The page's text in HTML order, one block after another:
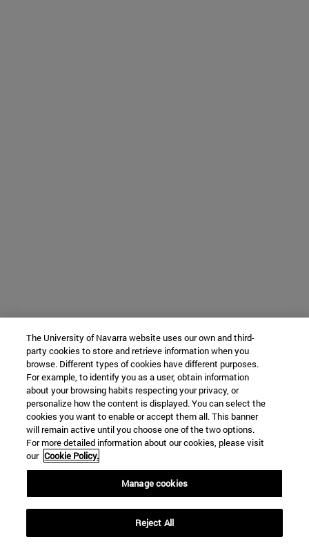
The University of Navarra website uses our own and third-
party cookies to store and retrieve information when you
browse. Different types of cookies have different purposes.
For example, to identify you as a user, obtain information
about your browsing habits respecting your privacy, or
personalize how the content is displayed. You can select the
cookies you want to enable or accept them all. This banner
will remain active until you choose one of the two options.
For more detailed information about our cookies, please visit
our Cookie Policy.
Manage cookies
Reject All